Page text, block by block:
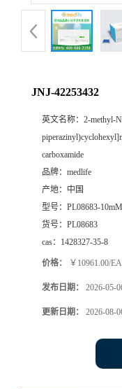
JNJ-42253432
英文名称： 2-methyl-
carboxamide
品牌： medlife
产地： 中国
型号： PL08683-
货号： PL08683
cas： 1428327-35-8
价格： ￥10961.00/EA
发布日期： 2026-05-
更新日期： 2026-08-